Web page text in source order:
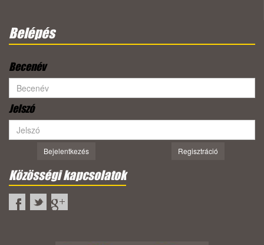
Belépés
Becenév
Jelszó
Bejelentkezés Regisztráció
Közösségi kapcsolatok